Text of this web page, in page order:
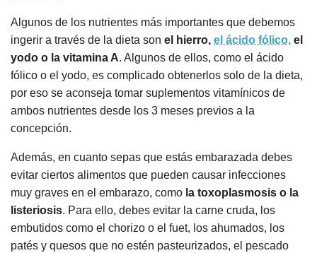
Algunos de los nutrientes más importantes que debemos
ingerir a través de la dieta son el hierro, el ácido fólico, el
yodo o la vitamina A. Algunos de ellos, como el ácido
fólico o el yodo, es complicado obtenerlos solo de la dieta,
por eso se aconseja tomar suplementos vitamínicos de
ambos nutrientes desde los 3 meses previos a la
concepción.
Además, en cuanto sepas que estás embarazada debes
evitar ciertos alimentos que pueden causar infecciones
muy graves en el embarazo, como la toxoplasmosis o la
listeriosis. Para ello, debes evitar la carne cruda, los
embutidos como el chorizo o el fuet, los ahumados, los
patés y quesos que no estén pasteurizados, el pescado